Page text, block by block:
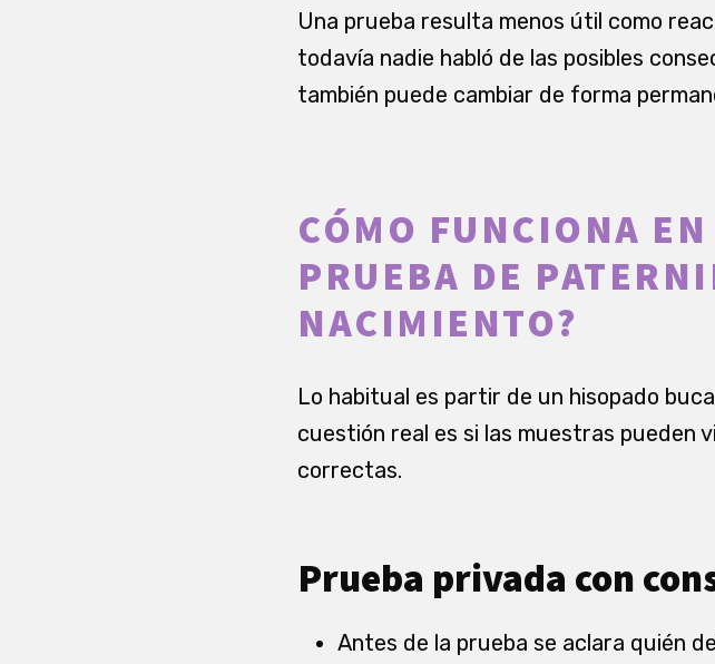
Una prueba resulta menos útil como
todavía nadie habló de las posibles
también puede cambiar de forma
CÓMO FUNCIONA
PRUEBA DE
NACIMIENTO?
Lo habitual es partir de un hisopado
cuestión real es si las muestras pueden
correctas.
Prueba privada con
Antes de la prueba se aclara quién